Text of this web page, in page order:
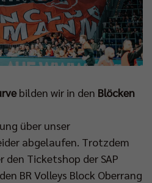
bilden wir in den Blöcken
über unser
abgelaufen. Trotzdem
den Ticketshop der SAP
BR Volleys Block Oberrang